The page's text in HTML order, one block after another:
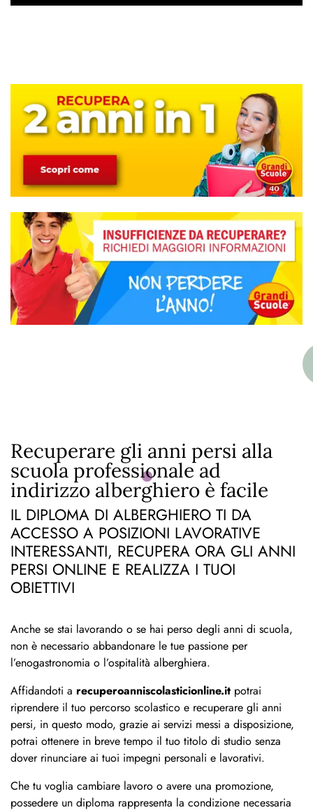
Recuperare gli anni persi alla
scuola professionale ad
indirizzo alberghiero è facile
IL DIPLOMA DI ALBERGHIERO TI DA
ACCESSO A POSIZIONI LAVORATIVE
INTERESSANTI, RECUPERA ORA GLI ANNI
PERSI ONLINE E REALIZZA I TUOI
OBIETTIVI
Anche se stai lavorando o se hai perso degli anni di scuola,
non è necessario abbandonare le tue passione per
l’enogastronomia o l’ospitalità alberghiera.
Affidandoti a recuperoanniscolasticionline.it potrai
riprendere il tuo percorso scolastico e recuperare gli anni
persi, in questo modo, grazie ai servizi messi a disposizione,
potrai ottenere in breve tempo il tuo titolo di studio senza
dover rinunciare ai tuoi impegni personali e lavorativi.
Che tu voglia cambiare lavoro o avere una promozione,
possedere un diploma rappresenta la condizione necessaria